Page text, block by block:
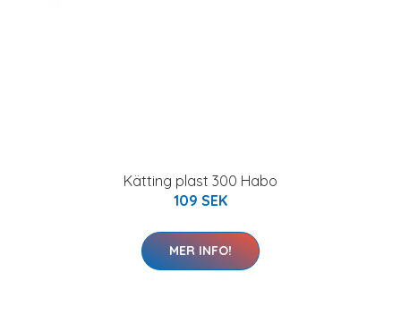
Kätting plast 300 Habo
109 SEK
MER INFO!